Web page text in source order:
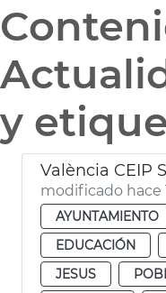
y
modificado hace
AYUNTAMIENTO
EDUCACIÓN
JESUS